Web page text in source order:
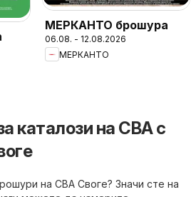
МЕРКАНТО брошура
06.08. - 12.08.2026
МЕРКАНТО
каталози на CBA с
на CBA Своге? Значи сте на